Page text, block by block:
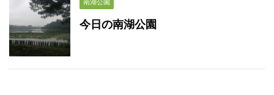
南湖公園
今日の南湖公園